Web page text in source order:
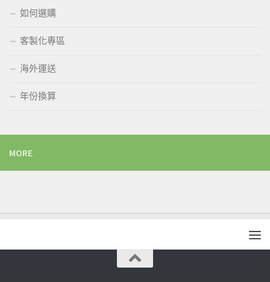
如何選購
客製化專區
海外運送
年份換算
MORE